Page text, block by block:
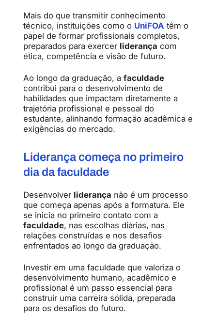
Mais do que transmitir conhecimento
técnico, instituições como o UniFOA têm o
papel de formar profissionais completos,
preparados para exercer liderança com
ética, competência e visão de futuro.
Ao longo da graduação, a faculdade
contribui para o desenvolvimento de
habilidades que impactam diretamente a
trajetória profissional e pessoal do
estudante, alinhando formação acadêmica e
exigências do mercado.
Liderança começa no primeiro
dia da faculdade
Desenvolver liderança não é um processo
que começa apenas após a formatura. Ele
se inicia no primeiro contato com a
faculdade, nas escolhas diárias, nas
relações construídas e nos desafios
enfrentados ao longo da graduação.
Investir em uma faculdade que valoriza o
desenvolvimento humano, acadêmico e
profissional é um passo essencial para
construir uma carreira sólida, preparada
para os desafios do futuro.